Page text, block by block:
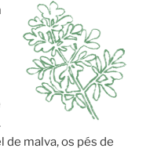
de malva, os pés de